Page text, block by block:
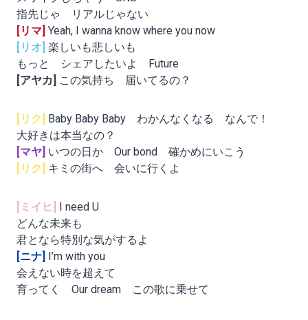
指先じゃ リアルじゃない
[リマ] Yeah, I wanna know where you now
[リオ] 楽しいも悲しいも
もっと シェアしたいよ Future
[アヤカ] この気持ち 届いてるの？
[リク] Baby Baby Baby わかんなくなる なんで！
大好きは本当なの？
[マヤ] いつの日か Our bond 確かめにいこう
[リク] キミの街へ 会いに行くよ
[ミイヒ] I need U
どんな未来も
君となら特別な気がするよ
[ニナ] I’m with you
会えない時を超えて
育ってく Our dream この歌に乗せて